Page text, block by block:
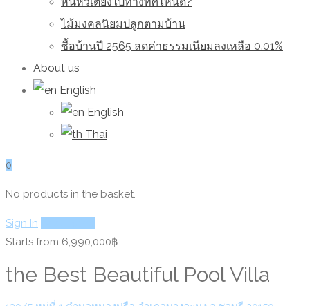
ไม้มงคลนิยมปลูกตามบ้าน
ซื้อบ้านปี 2565 ลดค่าธรรมเนียมลงเหลือ 0.01%
About us
English
English
Thai
0
No products in the basket.
Sign In
Starts from 6,990,000฿
the Best Beautiful Pool Villa